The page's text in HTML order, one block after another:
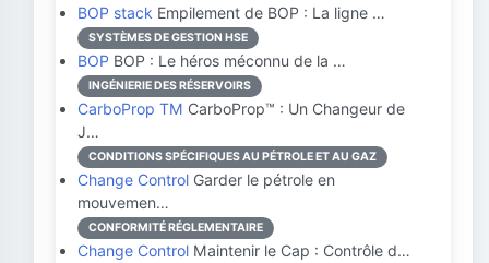
BOP stack Empilement de BOP : La ligne …
SYSTÈMES DE GESTION HSE
BOP BOP : Le héros méconnu de la …
INGÉNIERIE DES RÉSERVOIRS
CarboProp TM CarboProp™ : Un Changeur de
J…
CONDITIONS SPÉCIFIQUES AU PÉTROLE ET AU GAZ
Change Control Garder le pétrole en
mouvemen…
CONFORMITÉ RÉGLEMENTAIRE
Change Control Maintenir le Cap : Contrôle d…